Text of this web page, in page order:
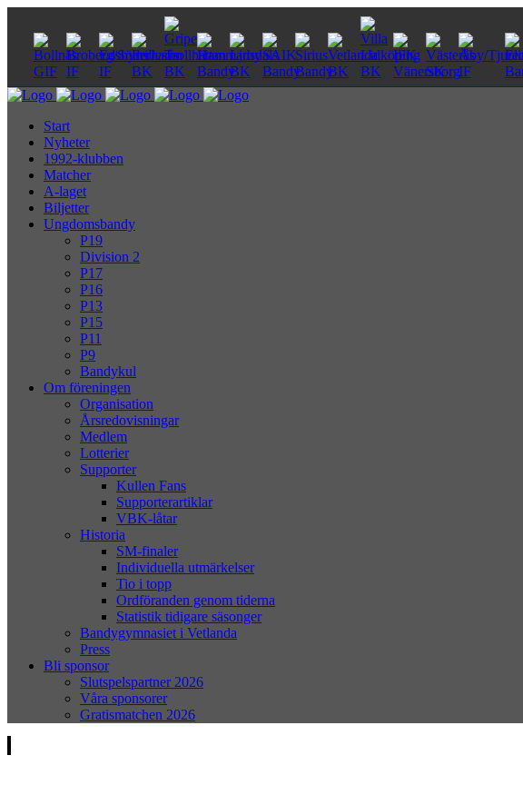
Start
Nyheter
1992-klubben
Matcher
A-laget
Biljetter
Ungdomsbandy
P19
Division 2
P17
P16
P13
P15
P11
P9
Bandykul
Om föreningen
Organisation
Årsredovisningar
Medlem
Lotterier
Supporter
Kullen Fans
Supporterartiklar
VBK-låtar
Historia
SM-finaler
Individuella utmärkelser
Tio i topp
Ordföranden genom tiderna
Statistik tidigare säsonger
Bandygymnasiet i Vetlanda
Press
Bli sponsor
Slutspelspartner 2026
Våra sponsorer
Gratismatchen 2026